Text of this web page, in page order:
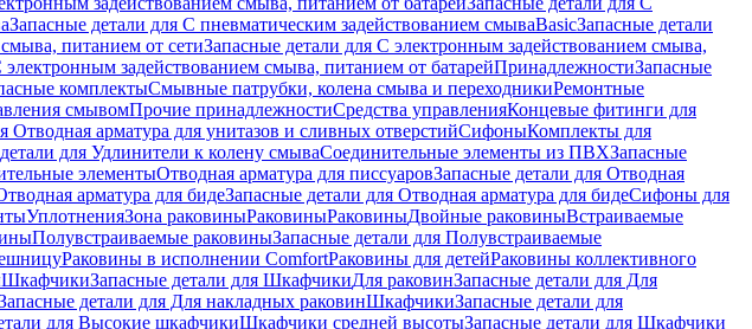
Запасные детали для С пневматическим задействованием смываBasicЗапасные детали
питанием от сетиЗапасные детали для С электронным задействованием смыва,
задействованием смыва, питанием от батарейПринадлежностиЗапасные
комплектыСмывные патрубки, колена смыва и переходникиРемонтные
смывомПрочие принадлежностиСредства управленияКонцевые фитинги для
Отводная арматура для унитазов и сливных отверстийСифоныКомплекты для
для Удлинители к колену смываСоединительные элементы из ПВХЗапасные
элементыОтводная арматура для писсуаровЗапасные детали для Отводная
арматура для бидеЗапасные детали для Отводная арматура для бидеСифоны для
УплотненияЗона раковиныРаковиныРаковиныДвойные раковиныВстраиваемые
Полувстраиваемые раковиныЗапасные детали для Полувстраиваемые
Раковины в исполнении ComfortPаковины для детейРаковины коллективного
ШкафчикиЗапасные детали для ШкафчикиДля раковинЗапасные детали для Для
детали для Для накладных pаковинШкафчикиЗапасные детали для
для Высокие шкафчикиШкафчики средней высотыЗапасные детали для Шкафчики